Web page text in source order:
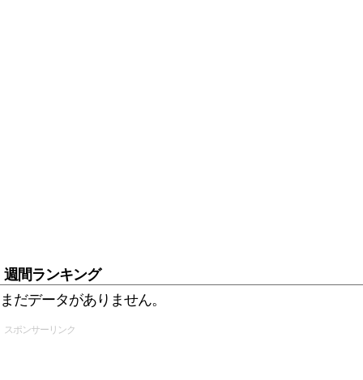
週間ランキング
まだデータがありません。
スポンサーリンク